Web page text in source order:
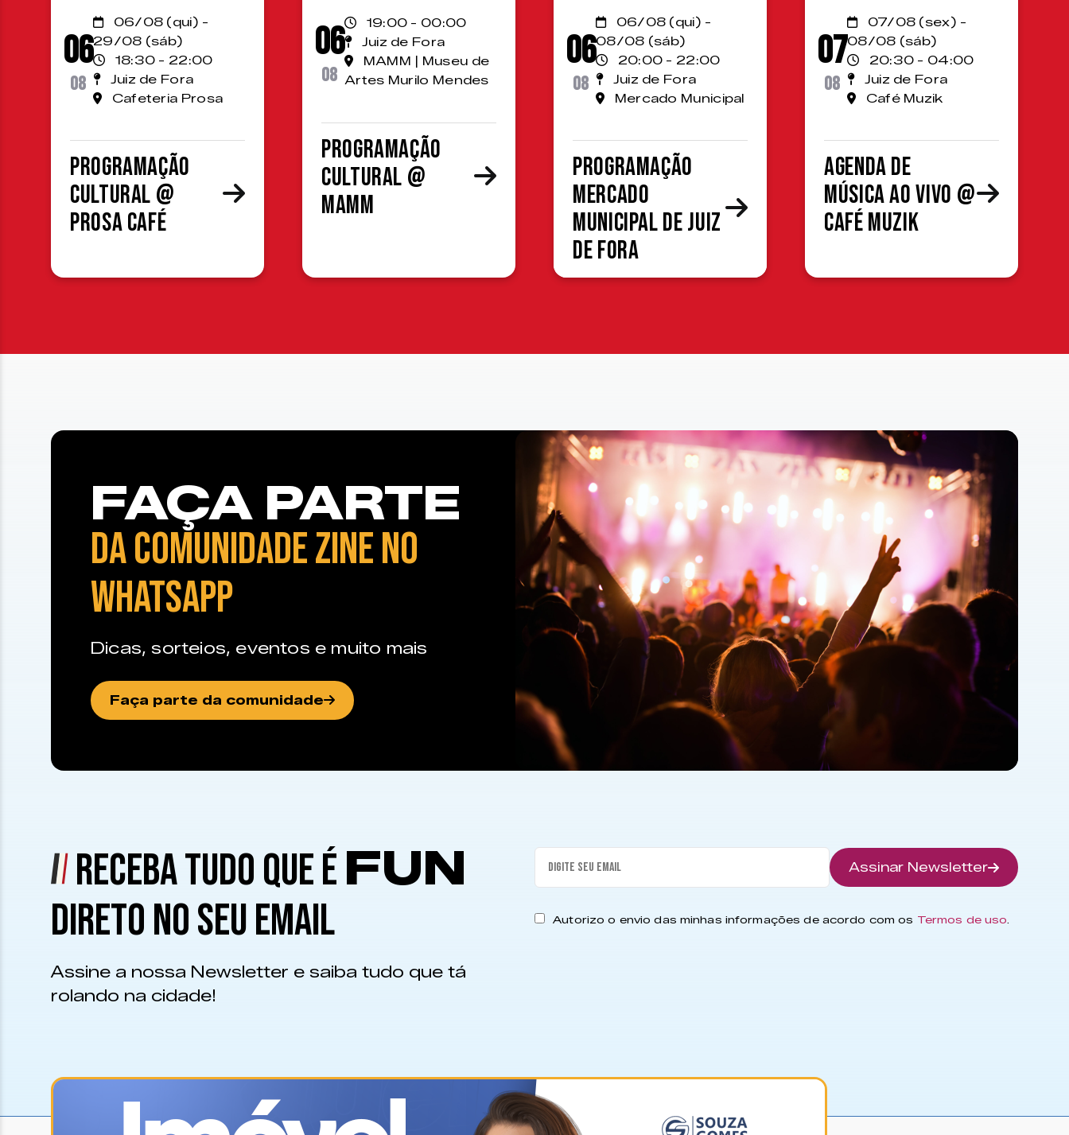
06
08
06/08 (qui) -
29/08 (sáb)
18:30 - 22:00
Juiz de Fora
Cafeteria Prosa
Programação
cultural @
Prosa Café
06
08
19:00 - 00:00
Juiz de Fora
MAMM | Museu de
Artes Murilo Mendes
Programação
cultural @
MAMM
06
08
06/08 (qui) -
08/08 (sáb)
20:00 - 22:00
Juiz de Fora
Mercado Municipal
Programação
Mercado
Municipal de Juiz
de Fora
07
08
07/08 (sex) -
08/08 (sáb)
20:30 - 04:00
Juiz de Fora
Café Muzik
Agenda de
Música ao Vivo @
Café Muzik
FAÇA PARTE
DA COMUNIDADE ZINE NO
WHATSAPP
Dicas, sorteios, eventos e muito mais
Faça parte da comunidade
RECEBA TUDO QUE ÉFUN
DIRETO NO SEU EMAIL
Assine a nossa Newsletter e saiba tudo que tá
rolando na cidade!
Assinar Newsletter
Autorizo o envio das minhas informações de acordo com os Termos de uso